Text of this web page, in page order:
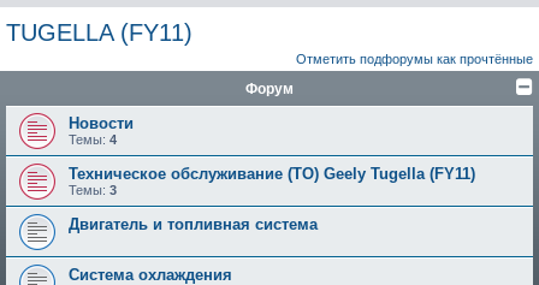
с
к
TUGELLA (FY11)
Отметить подфорумы как прочтённые
Форум
Новости
Темы: 4
Техническое обслуживание (ТО) Geely Tugella (FY11)
Темы: 3
Двигатель и топливная система
Система охлаждения